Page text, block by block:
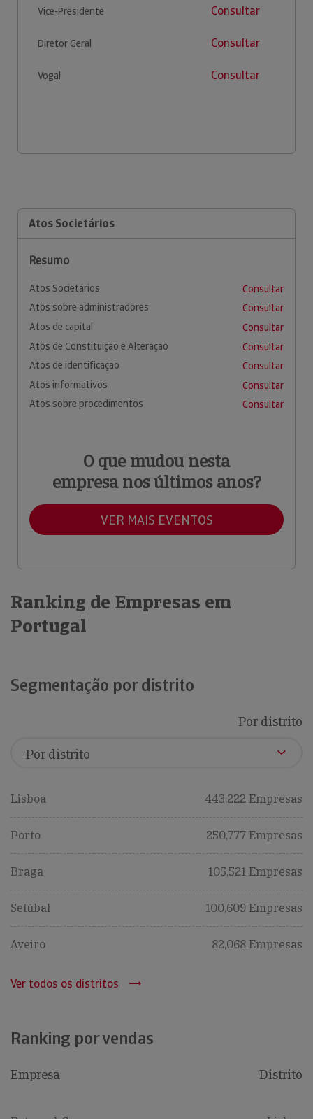
Vice-Presidente Consultar
Diretor Geral Consultar
Vogal Consultar
Atos Societários
Resumo
Atos Societários
Consultar
Atos sobre administradores
Consultar
Atos de capital
Consultar
Atos de Constituição e Alteração
Consultar
Atos de identificação
Consultar
Atos informativos
Consultar
Atos sobre procedimentos
Consultar
O que mudou nesta
empresa nos últimos anos?
VER MAIS EVENTOS
Ranking de Empresas em
Portugal
Segmentação por distrito
Por distrito
Lisboa 443,222 Empresas
Porto 250,777 Empresas
Braga 105,521 Empresas
Setúbal 100,609 Empresas
Aveiro 82,068 Empresas
Ver todos os distritos
Ranking por vendas
Empresa Distrito